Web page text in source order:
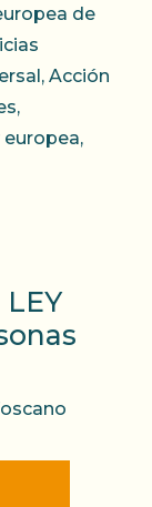
de
, Acción
,
europea,